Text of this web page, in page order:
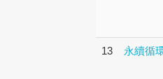
13 永續循